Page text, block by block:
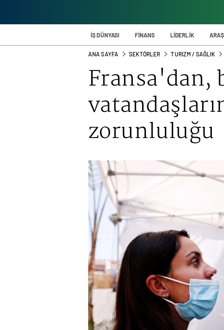
İŞ DÜNYASI FİNANS LİDERLİK
ANA SAYFA SEKTÖRLER TURIZM / SAĞLIK
Fransa'dan,
zorunluluğu